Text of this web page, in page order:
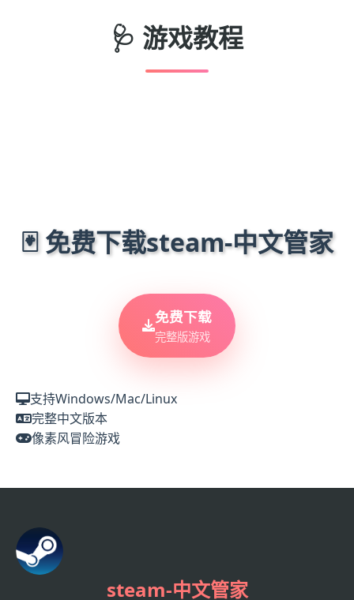
🩺 游戏教程
🃏 免费下载steam-中文管家
免费下载
完整版游戏
支持Windows/Mac/Linux
完整中文版本
像素风冒险游戏
steam-中文管家